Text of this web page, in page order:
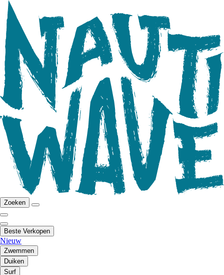
Zoeken
Beste Verkopen
Nieuw
Zwemmen
Duiken
Surf